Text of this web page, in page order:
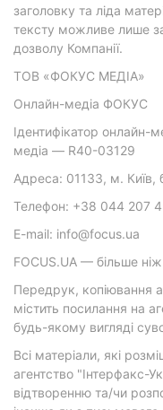
заголовку та ліда
тексту можливе лише
дозволу Компанії.
ТОВ «ФОКУС МЕДІА»
Онлайн-медіа ФОКУС
Ідентифікатор онлайн-
медіа — R40-03129
Адреса: 01133, м. Київ,
Телефон: +38 044 207
E-mail: info@focus.ua
FOCUS.UA — більше
Передрук, копіювання
містить посилання на
будь-якому вигляді
Всі матеріали, які
агентство "Інтерфакс-
відтворенню та/чи